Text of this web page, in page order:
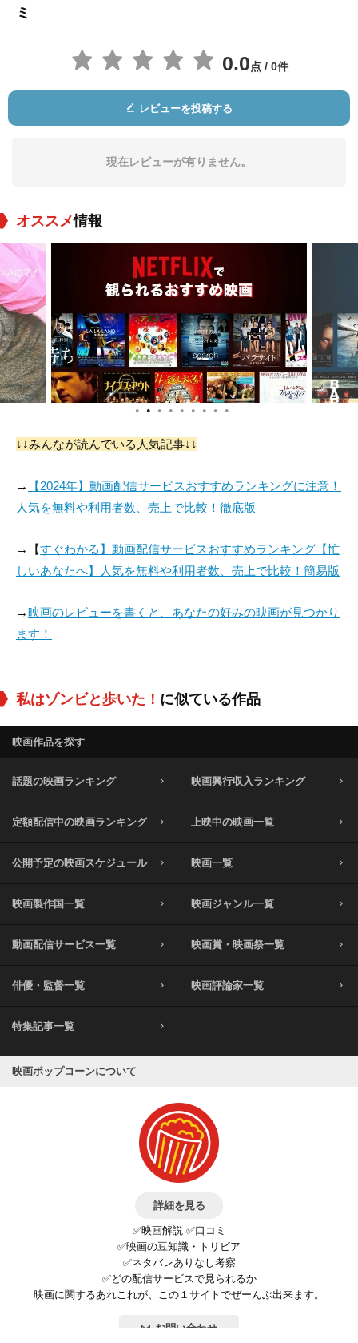
Jieno Moxzer ジェニー・ルゴン Martin Wilkins
Richard Abrams
役：Clement
Alan Edmiston
役：Job Interviewer
役：Coachman
Arthur Walker Norman Mayes
ミ
0.0点 / 0件
レビューを投稿する
現在レビューが有りません。
オススメ情報
● ● ● ● ● ● ● ● ●
↓↓みんなが読んでいる人気記事↓↓
→
【2024年】動画配信サービスおすすめランキングに注意！
人気を無料や利用者数、売上で比較！徹底版
→【すぐわかる】動画配信サービスおすすめランキング【忙
しいあなたへ】人気を無料や利用者数、売上で比較！簡易版
→映画のレビューを書くと、あなたの好みの映画が見つかり
ます！
私はゾンビと歩いた！ に似ている作品
映画作品を探す
話題の映画ランキング 映画興行収入ランキング
定額配信中の映画ランキング 上映中の映画一覧
公開予定の映画スケジュール 映画一覧
映画製作国一覧 映画ジャンル一覧
動画配信サービス一覧 映画賞・映画祭一覧
俳優・監督一覧 映画評論家一覧
特集記事一覧
映画ポップコーンについて
詳細を見る
✅映画解説 ✅口コミ
✅映画の豆知識・トリビア
✅ネタバレありなし考察
✅どの配信サービスで見られるか
映画に関するあれこれが、この１サイトでぜーんぶ出来ます。
お問い合わせ